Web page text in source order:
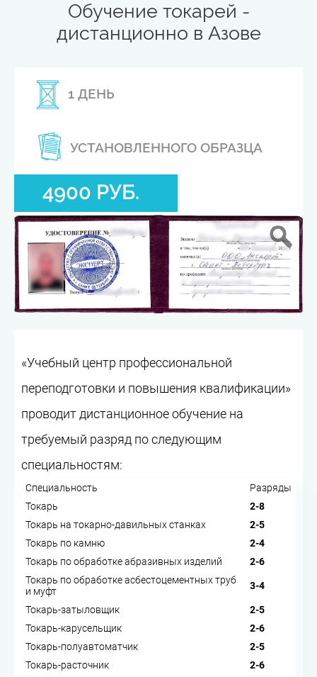
Обучение токарей -
дистанционно в Азове
1 ДЕНЬ
УСТАНОВЛЕННОГО ОБРАЗЦА
4900 РУБ.
«Учебный центр профессиональной
переподготовки и повышения квалификации»
проводит дистанционное обучение на
требуемый разряд по следующим
специальностям:
Специальность
Разряды
Токарь
2-8
Токарь на токарно-давильных станках
2-5
Токарь по камню
2-4
Токарь по обработке абразивных изделий
2-6
Токарь по обработке асбестоцементных труб
и муфт
3-4
Токарь-затыловщик
2-5
Токарь-карусельщик
2-6
Токарь-полуавтоматчик
2-5
Токарь-расточник
2-6